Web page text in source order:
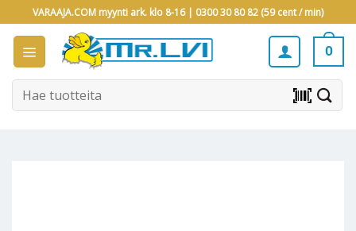
to
content
VARAAJA.COM myynti ark. klo 8-16 | 0300 30 80 82 (59 cent / min)
0
Etsi: barcode_scanner